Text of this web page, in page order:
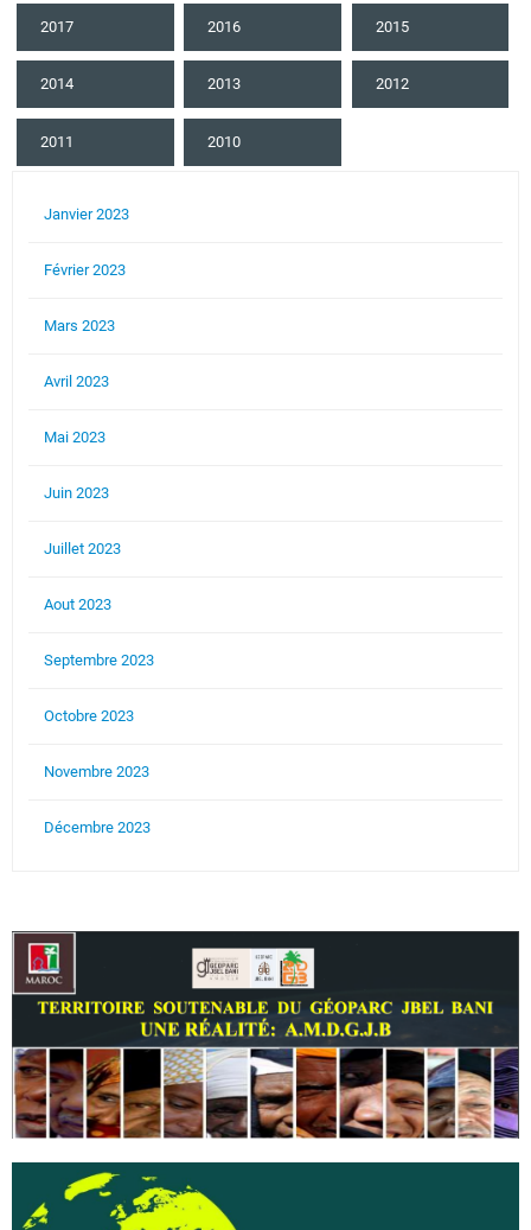
2017 2016 2015
2014 2013 2012
2011 2010
Janvier 2023
Février 2023
Mars 2023
Avril 2023
Mai 2023
Juin 2023
Juillet 2023
Aout 2023
Septembre 2023
Octobre 2023
Novembre 2023
Décembre 2023